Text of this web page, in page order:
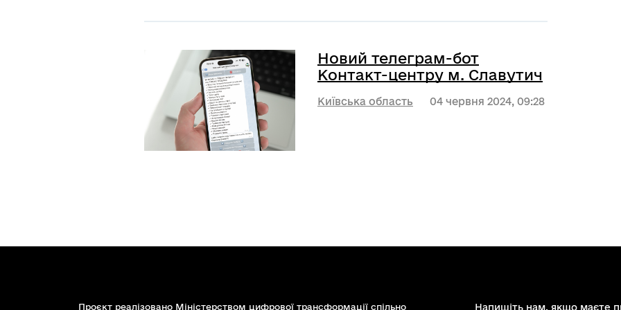
Новий телеграм-бот
Контакт-центру м. Славутич
Київська область 04 червня 2024, 09:28
Проєкт реалізовано Міністерством цифрової трансформації спільно Напишіть нам, якщо маєте